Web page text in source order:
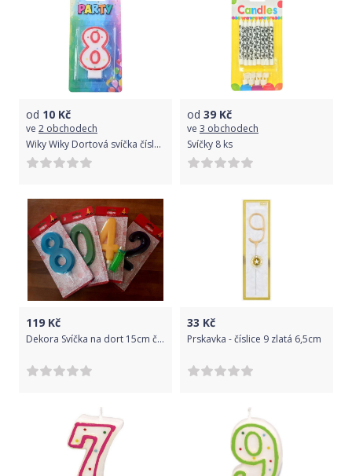
od 10 Kč
ve 2 obchodech
Wiky Wiky Dortová svíčka číslo 8
od 39 Kč
ve 3 obchodech
Svíčky 8 ks
119 Kč
Dekora Svíčka na dort 15cm číslo 9 červená
33 Kč
Prskavka - číslice 9 zlatá 6,5cm